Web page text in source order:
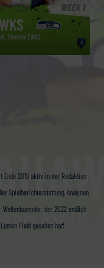
2019 aktiv in der Redaktion
Spielberichterstattung, Analysen
der 2022 endlich
Field gesehen hat!